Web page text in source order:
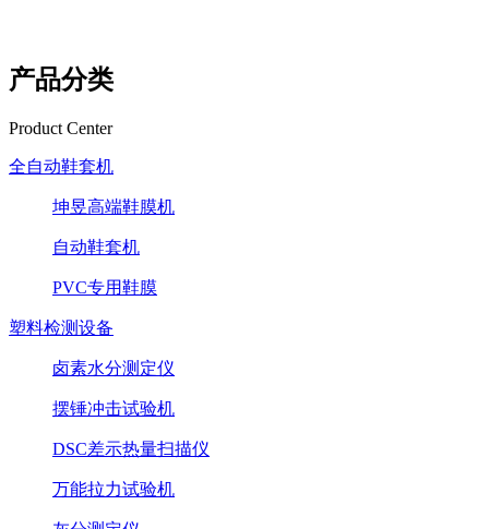
产品分类
Product Center
全自动鞋套机
坤昱高端鞋膜机
自动鞋套机
PVC专用鞋膜
塑料检测设备
卤素水分测定仪
摆锤冲击试验机
DSC差示热量扫描仪
万能拉力试验机